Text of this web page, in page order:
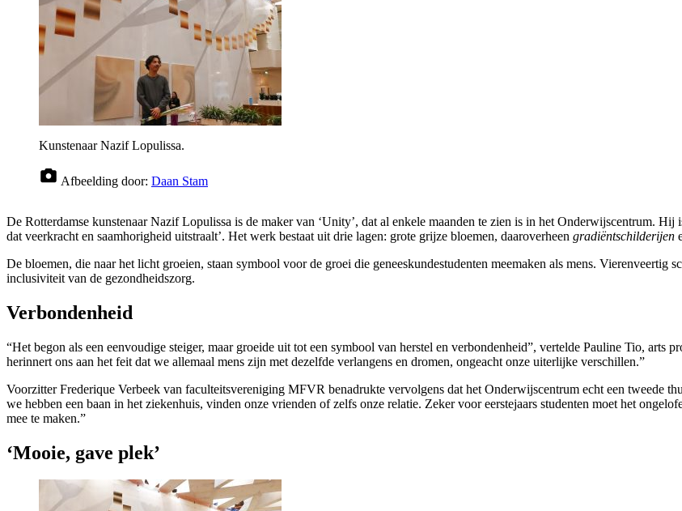
Kunstenaar Nazif Lopulissa.
Afbeelding door: Daan Stam
De Rotterdamse kunstenaar Nazif Lopulissa is de maker van ‘Unity’, dat al enkele maanden te zien is in het Onderwijscentrum.
dat veerkracht en saamhorigheid uitstraalt’. Het werk bestaat uit drie lagen: grote grijze bloemen, daaroverheen gradiëntschilderijen
De bloemen, die naar het licht groeien, staan symbool voor de groei die geneeskundestudenten meemaken als mens. Vierenveertig
inclusiviteit van de gezondheidszorg.
Verbondenheid
“Het begon als een eenvoudige steiger, maar groeide uit tot een symbool van herstel en verbondenheid”, vertelde Pauline Tio, arts
herinnert ons aan het feit dat we allemaal mens zijn met dezelfde verlangens en dromen, ongeacht onze uiterlijke verschillen.”
Voorzitter Frederique Verbeek van faculteitsvereniging MFVR benadrukte vervolgens dat het Onderwijscentrum echt een tweede
we hebben een baan in het ziekenhuis, vinden onze vrienden of zelfs onze relatie. Zeker voor eerstejaars studenten moet het
mee te maken.”
‘Mooie, gave plek’